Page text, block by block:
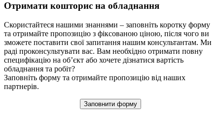
Отримати кошторис на обладнання
Скористайтеся нашими знаннями – заповніть коротку форму
та отримайте пропозицію з фіксованою ціною, після чого ви
зможете поставити свої запитання нашим консультантам. Ми
раді проконсультувати вас. Вам необхідно отримати повну
специфікацію на об’єкт або хочете дізнатися вартість
обладнання та робіт?
Заповніть форму та отримайте пропозицію від наших
партнерів.
Заповнити форму